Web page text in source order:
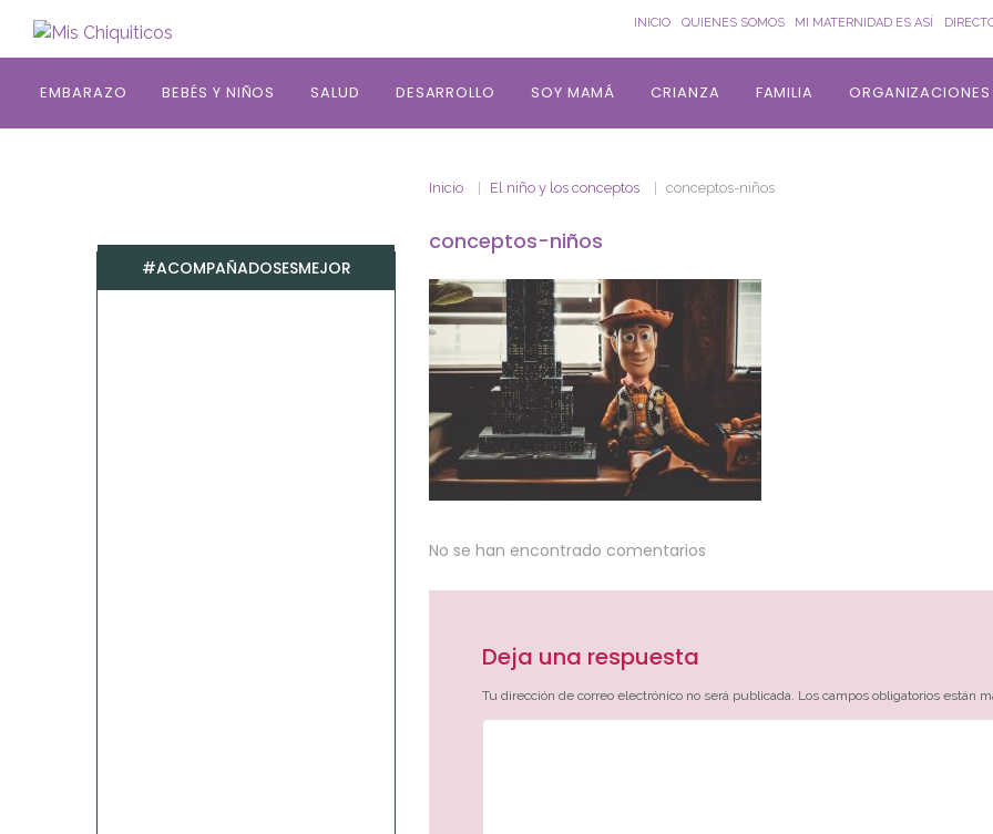
INICIO QUIENES SOMOS MI MATERNIDAD ES ASÍ
EMBARAZO BEBÉS Y NIÑOS SALUD DESARROLLO SOY MAMÁ CRIANZA FAMILIA ORGANIZACIONES
Inicio El niño y los conceptos conceptos-niños
conceptos-niños
No se han encontrado comentarios
Deja una respuesta
Tu dirección de correo electrónico no será publicada. Los campos obligatorios están
#ACOMPAÑADOSESMEJOR